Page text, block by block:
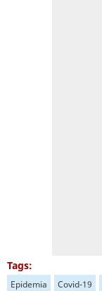
Tags:
Epidemia Covid-19